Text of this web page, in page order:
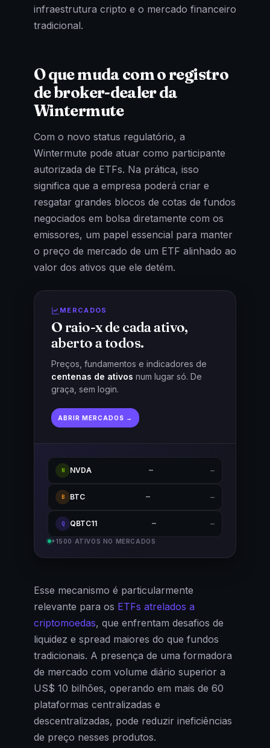
infraestrutura cripto e o mercado financeiro
tradicional.
O que muda com o registro
de broker-dealer da
Wintermute
Com o novo status regulatório, a
Wintermute pode atuar como participante
autorizada de ETFs. Na prática, isso
significa que a empresa poderá criar e
resgatar grandes blocos de cotas de fundos
negociados em bolsa diretamente com os
emissores, um papel essencial para manter
o preço de mercado de um ETF alinhado ao
valor dos ativos que ele detém.
MERCADOS
O raio-x de cada ativo,
aberto a todos.
Preços, fundamentos e indicadores de
centenas de ativos num lugar só. De
graça, sem login.
ABRIR MERCADOS →
N NVDA — —
B BTC — —
Q QBTC11 — —
+1500 ATIVOS NO MERCADOS
Esse mecanismo é particularmente
relevante para os ETFs atrelados a
criptomoedas, que enfrentam desafios de
liquidez e spread maiores do que fundos
tradicionais. A presença de uma formadora
de mercado com volume diário superior a
US$ 10 bilhões, operando em mais de 60
plataformas centralizadas e
descentralizadas, pode reduzir ineficiências
de preço nesses produtos.